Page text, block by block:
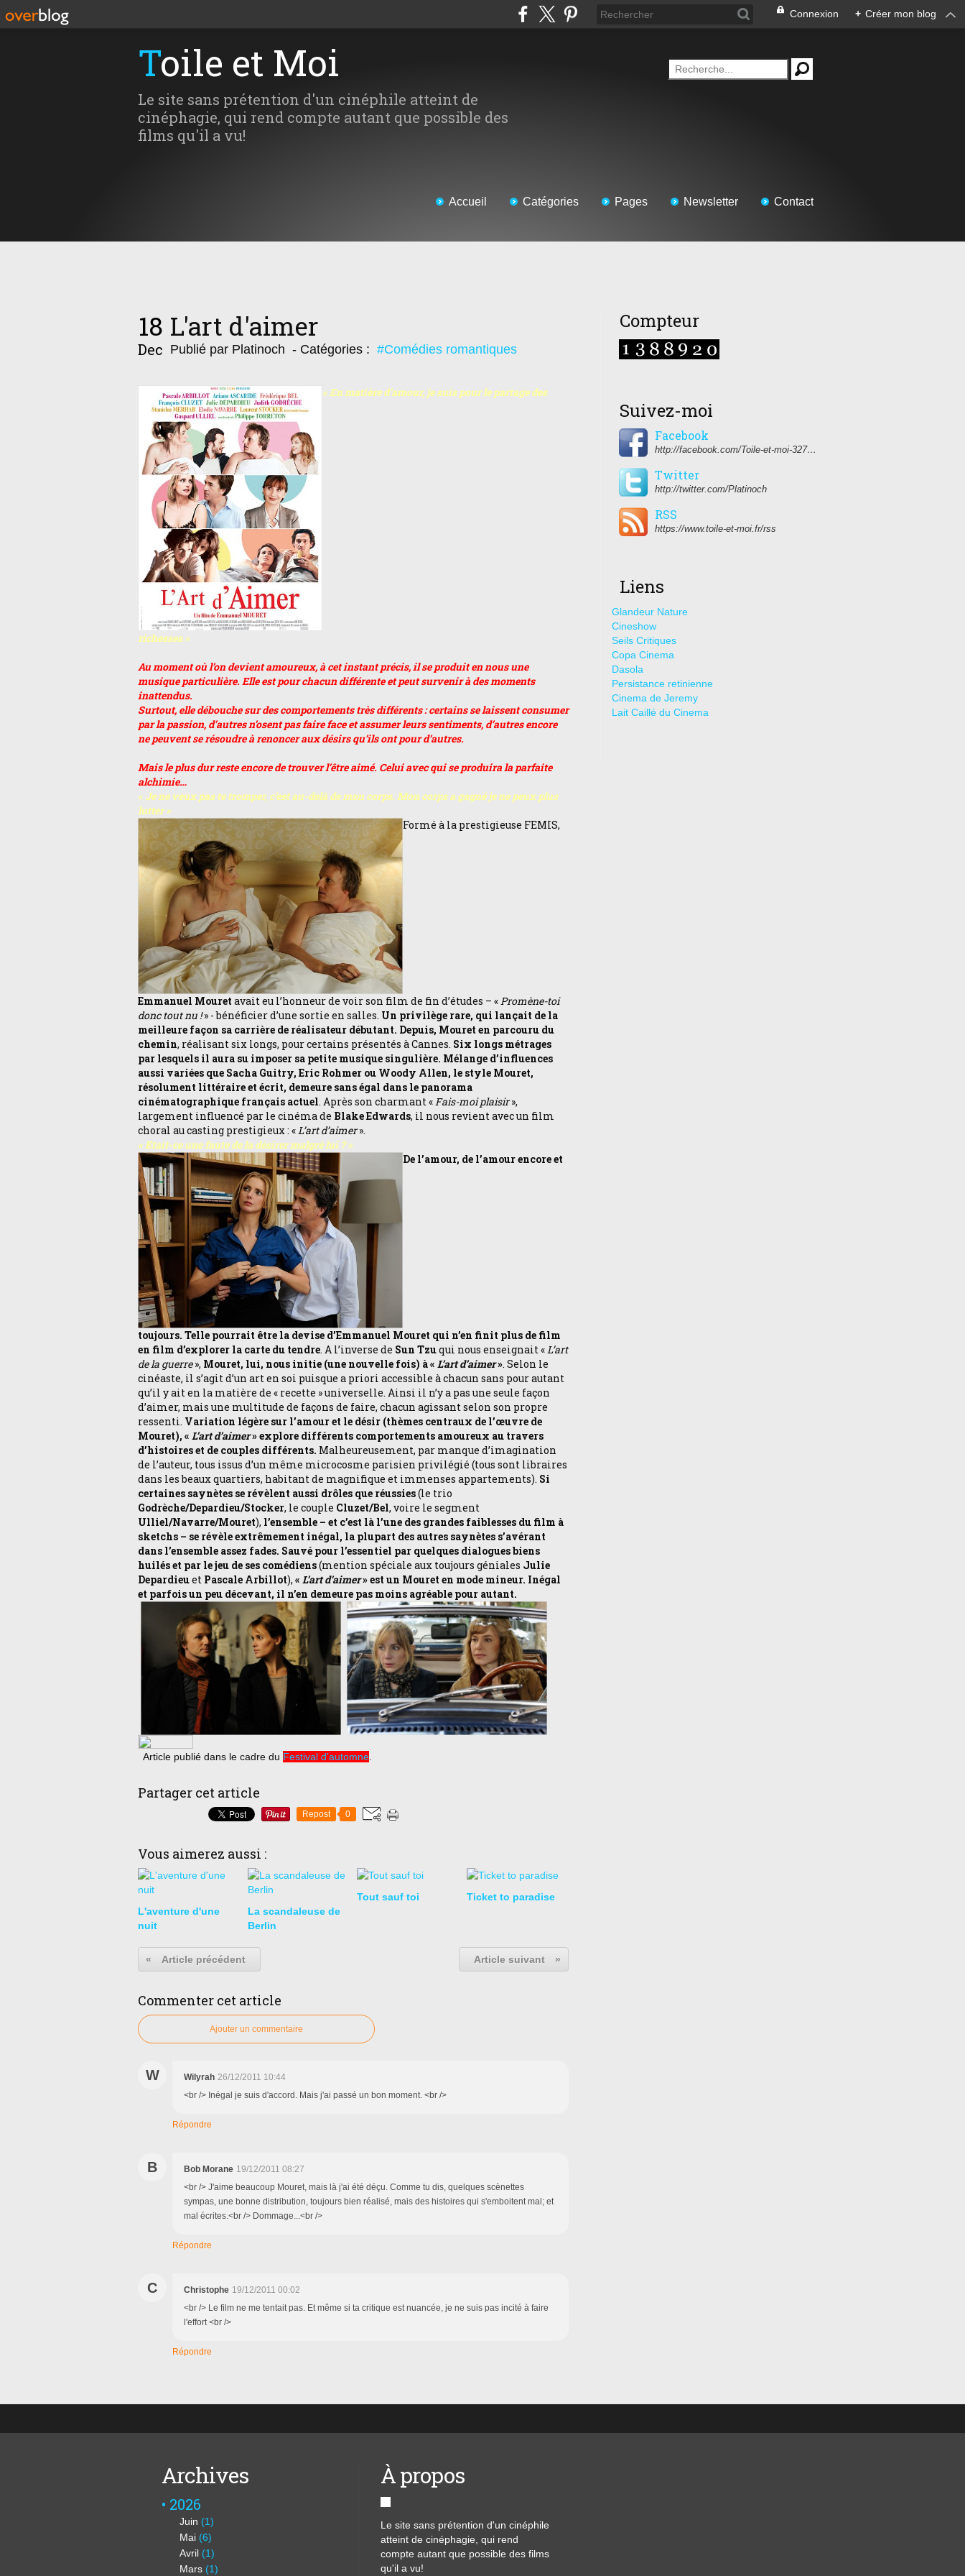
Connexion + Créer mon blog
Toile et Moi
Le site sans prétention d'un cinéphile atteint de
cinéphagie, qui rend compte autant que possible des
films qu'il a vu!
Accueil Catégories Pages Newsletter Contact
18
Dec
L'art d'aimer
Publié par Platinoch - Catégories : #Comédies romantiques
« En matière d’amour, je suis pour le partage des
richesses »
Au moment où l’on devient amoureux, à cet instant précis, il se produit en nous une
musique particulière. Elle est pour chacun différente et peut survenir à des moments
inattendus.
Surtout, elle débouche sur des comportements très différents : certains se laissent consumer
par la passion, d’autres n’osent pas faire face et assumer leurs sentiments, d’autres encore
ne peuvent se résoudre à renoncer aux désirs qu’ils ont pour d’autres.
Mais le plus dur reste encore de trouver l’être aimé. Celui avec qui se produira la parfaite
alchimie…
« Je ne veux pas te tromper, c’est au-delà de mon corps. Mon corps a gagné je ne peux plus
lutter »
Formé à la prestigieuse FEMIS,
Emmanuel Mouret avait eu l’honneur de voir son film de fin d’études – «Promène-toi
donc tout nu !» - bénéficier d’une sortie en salles. Un privilège rare, qui lançait de la
meilleure façon sa carrière de réalisateur débutant. Depuis, Mouret en parcouru du
chemin, réalisant six longs, pour certains présentés à Cannes. Six longs métrages
par lesquels il aura su imposer sa petite musique singulière. Mélange d’influences
aussi variées que Sacha Guitry, Eric Rohmer ou Woody Allen, le style Mouret,
résolument littéraire et écrit, demeure sans égal dans le panorama
cinématographique français actuel. Après son charmant «Fais-moi plaisir»,
largement influencé par le cinéma de Blake Edwards, il nous revient avec un film
choral au casting prestigieux : «L’art d’aimer».
« Etait-ce une faute de la désirer malgré lui ? »
De l’amour, de l’amour encore et
toujours. Telle pourrait être la devise d’Emmanuel Mouret qui n’en finit plus de film
en film d’explorer la carte du tendre. A l’inverse de Sun Tzuqui nous enseignait «L’art
de la guerre», Mouret, lui, nous initie (une nouvelle fois) à « L’art d’aimer». Selon le
cinéaste, il s’agit d’un art en soi puisque a priori accessible à chacun sans pour autant
qu’il y ait en la matière de « recette » universelle. Ainsi il n’y a pas une seule façon
d’aimer, mais une multitude de façons de faire, chacun agissant selon son propre
ressenti. Variation légère sur l’amour et le désir (thèmes centraux de l’œuvre de
Mouret), « L’art d’aimer» explore différents comportements amoureux au travers
d’histoires et de couples différents. Malheureusement, par manque d’imagination
de l’auteur, tous issus d’un même microcosme parisien privilégié (tous sont libraires
dans les beaux quartiers, habitant de magnifique et immenses appartements). Si
certaines saynètes se révèlent aussi drôles que réussies(le trio
Godrèche/Depardieu/Stocker, le couple Cluzet/Bel, voire le segment
Ulliel/Navarre/Mouret), l’ensemble – et c’est là l’une des grandes faiblesses du film à
sketchs – se révèle extrêmement inégal, la plupart des autres saynètes s’avérant
dans l’ensemble assez fades. Sauvé pour l’essentiel par quelques dialogues biens
huilés et par le jeu de ses comédiens(mention spéciale aux toujours géniales Julie
Depardieuet Pascale Arbillot), « L’art d’aimer» est un Mouret en mode mineur. Inégal
et parfois un peu décevant, il n’en demeure pas moins agréable pour autant.
Article publié dans le cadre du Festival d'automne
Partager cet article
Repost 0
Vous aimerez aussi :
L'aventure d'une
nuit
La scandaleuse de
Berlin
Tout sauf toi Ticket to paradise
« Article précédent Article suivant »
Commenter cet article
Ajouter un commentaire
W Wilyrah 26/12/2011 10:44
<br /> Inégal je suis d'accord. Mais j'ai passé un bon moment. <br />
Répondre
B Bob Morane 19/12/2011 08:27
<br /> J'aime beaucoup Mouret, mais là j'ai été déçu. Comme tu dis, quelques scènettes
sympas, une bonne distribution, toujours bien réalisé, mais des histoires qui s'emboitent mal; et
mal écrites.<br /> Dommage...<br />
Répondre
C Christophe 19/12/2011 00:02
<br /> Le film ne me tentait pas. Et même si ta critique est nuancée, je ne suis pas incité à faire
l'effort <br />
Répondre
Compteur
Suivez-moi
Facebook
http://facebook.com/Toile-et-moi-327459350627274/
Twitter
http://twitter.com/Platinoch
RSS
https://www.toile-et-moi.fr/rss
Liens
Glandeur Nature
Cineshow
Seils Critiques
Copa Cinema
Dasola
Persistance retinienne
Cinema de Jeremy
Lait Caillé du Cinema
Archives
2026
Juin (1)
Mai (6)
Avril (1)
Mars (1)
À propos
Le site sans prétention d'un cinéphile
atteint de cinéphagie, qui rend
compte autant que possible des films
qu'il a vu!